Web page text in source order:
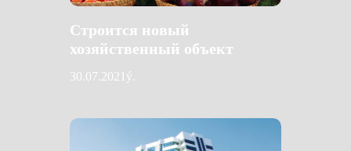
Строится новый
хозяйственный объект
30.07.2021ý.